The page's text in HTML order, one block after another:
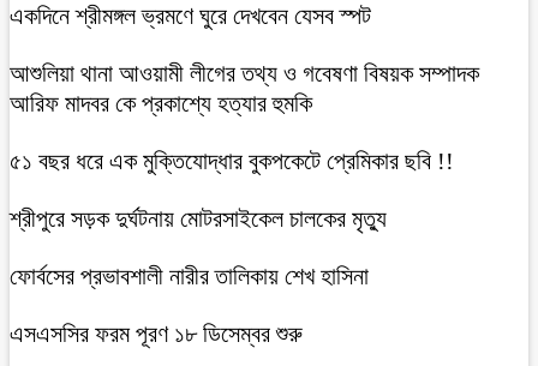
একদিনে শ্রীমঙ্গল ভ্রমণে ঘুরে দেখবেন যেসব স্পট
আশুলিয়া থানা আওয়ামী লীগের তথ্য ও গবেষণা বিষয়ক সম্পাদক
আরিফ মাদবর কে প্রকাশ্যে হত্যার হুমকি
৫১ বছর ধরে এক মুক্তিযোদ্ধার বুকপকেটে প্রেমিকার ছবি !!
শ্রীপুরে সড়ক দুর্ঘটনায় মোটরসাইকেল চালকের মৃত্যু
ফোর্বসের প্রভাবশালী নারীর তালিকায় শেখ হাসিনা
এসএসসির ফরম পূরণ ১৮ ডিসেম্বর শুরু